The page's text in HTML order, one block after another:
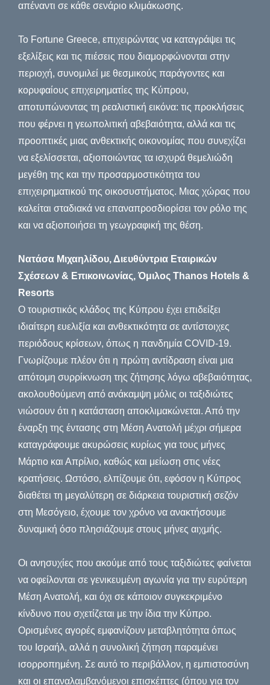
απέναντι σε κάθε σενάριο κλιμάκωσης.
Το Fortune Greece, επιχειρώντας να καταγράψει τις
εξελίξεις και τις πιέσεις που διαμορφώνονται στην
περιοχή, συνομιλεί με θεσμικούς παράγοντες και
κορυφαίους επιχειρηματίες της Κύπρου,
αποτυπώνοντας τη ρεαλιστική εικόνα: τις προκλήσεις
που φέρνει η γεωπολιτική αβεβαιότητα, αλλά και τις
προοπτικές μιας ανθεκτικής οικονομίας που συνεχίζει
να εξελίσσεται, αξιοποιώντας τα ισχυρά θεμελιώδη
μεγέθη της και την προσαρμοστικότητα του
επιχειρηματικού της οικοσυστήματος. Μιας χώρας που
καλείται σταδιακά να επαναπροσδιορίσει τον ρόλο της
και να αξιοποιήσει τη γεωγραφική της θέση.
Νατάσα Μιχαηλίδου, Διευθύντρια Εταιρικών
Σχέσεων & Επικοινωνίας, Όμιλος Thanos Hotels &
Resorts
Ο τουριστικός κλάδος της Κύπρου έχει επιδείξει
ιδιαίτερη ευελιξία και ανθεκτικότητα σε αντίστοιχες
περιόδους κρίσεων, όπως η πανδημία COVID-19.
Γνωρίζουμε πλέον ότι η πρώτη αντίδραση είναι μια
απότομη συρρίκνωση της ζήτησης λόγω αβεβαιότητας,
ακολουθούμενη από ανάκαμψη μόλις οι ταξιδιώτες
νιώσουν ότι η κατάσταση αποκλιμακώνεται. Από την
έναρξη της έντασης στη Μέση Ανατολή μέχρι σήμερα
καταγράφουμε ακυρώσεις κυρίως για τους μήνες
Μάρτιο και Απρίλιο, καθώς και μείωση στις νέες
κρατήσεις. Ωστόσο, ελπίζουμε ότι, εφόσον η Κύπρος
διαθέτει τη μεγαλύτερη σε διάρκεια τουριστική σεζόν
στη Μεσόγειο, έχουμε τον χρόνο να ανακτήσουμε
δυναμική όσο πλησιάζουμε στους μήνες αιχμής.
Οι ανησυχίες που ακούμε από τους ταξιδιώτες φαίνεται
να οφείλονται σε γενικευμένη αγωνία για την ευρύτερη
Μέση Ανατολή, και όχι σε κάποιον συγκεκριμένο
κίνδυνο που σχετίζεται με την ίδια την Κύπρο.
Ορισμένες αγορές εμφανίζουν μεταβλητότητα όπως
του Ισραήλ, αλλά η συνολική ζήτηση παραμένει
ισορροπημένη. Σε αυτό το περιβάλλον, η εμπιστοσύνη
και οι επαναλαμβανόμενοι επισκέπτες (όπου για τον